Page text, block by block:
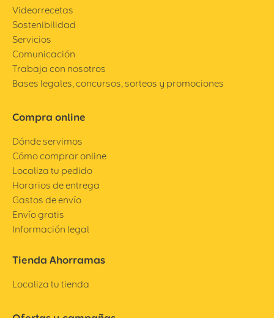
Videorrecetas
Sostenibilidad
Servicios
Comunicación
Trabaja con nosotros
Bases legales, concursos, sorteos y promociones
Compra online
Dónde servimos
Cómo comprar online
Localiza tu pedido
Horarios de entrega
Gastos de envío
Envío gratis
Información legal
Tienda Ahorramas
Localiza tu tienda